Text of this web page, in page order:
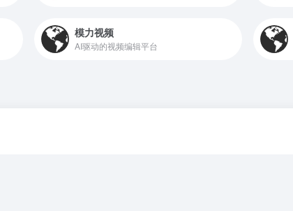
模力视频
AI驱动的视频编辑平台